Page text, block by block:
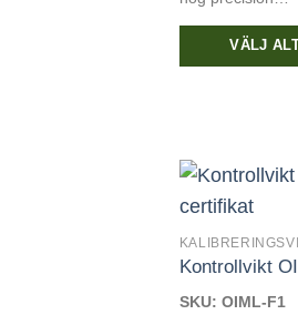
VÄLJ
har
varianter.
De
olika
alternativen
Kontrollvikt
SKU: OIML-F1